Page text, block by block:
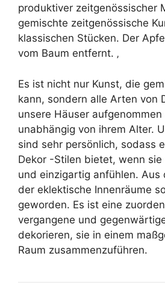
produktiver zeitgenössischer
gemischte zeitgenössische
klassischen Stücken. Der
vom Baum entfernt. ‚
Es ist nicht nur Kunst, die
kann, sondern alle Arten von
unsere Häuser
unabhängig von ihrem Alter.
sind sehr persönlich, sodass
Dekor -Stilen bietet, wenn
und einzigartig anfühlen. Aus
der eklektische Innenräume
geworden. Es ist eine
vergangene und
dekorieren, sie in einem
Raum zusammenzuführen.